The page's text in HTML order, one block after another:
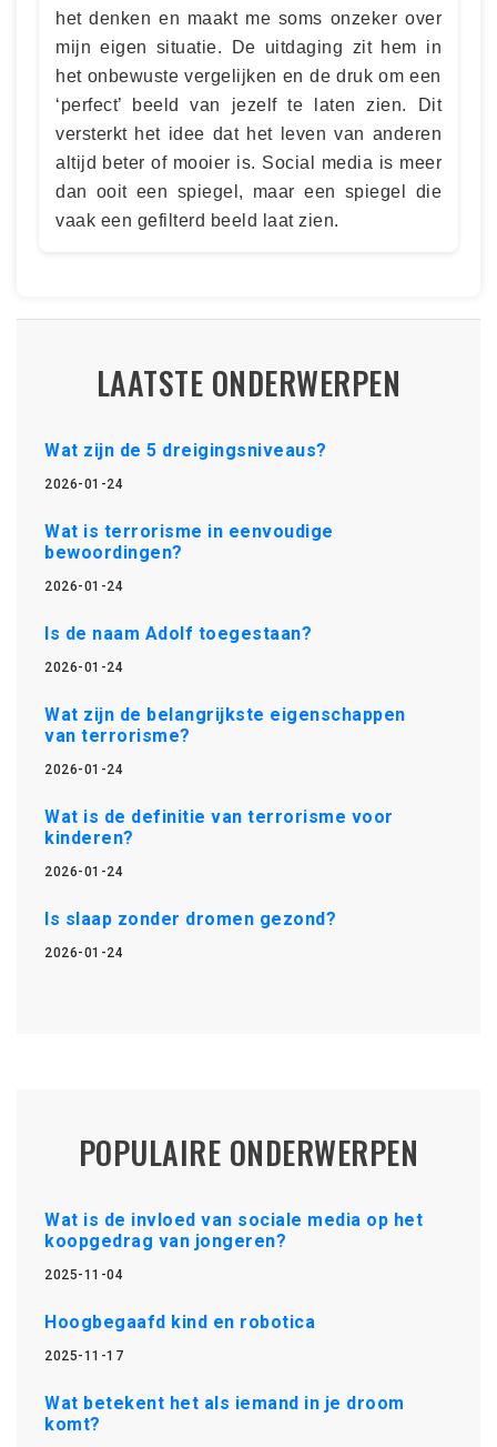
het denken en maakt me soms onzeker over
mijn eigen situatie. De uitdaging zit hem in
het onbewuste vergelijken en de druk om een
‘perfect’ beeld van jezelf te laten zien. Dit
versterkt het idee dat het leven van anderen
altijd beter of mooier is. Social media is meer
dan ooit een spiegel, maar een spiegel die
vaak een gefilterd beeld laat zien.
LAATSTE ONDERWERPEN
Wat zijn de 5 dreigingsniveaus?
2026-01-24
Wat is terrorisme in eenvoudige
bewoordingen?
2026-01-24
Is de naam Adolf toegestaan?
2026-01-24
Wat zijn de belangrijkste eigenschappen
van terrorisme?
2026-01-24
Wat is de definitie van terrorisme voor
kinderen?
2026-01-24
Is slaap zonder dromen gezond?
2026-01-24
POPULAIRE ONDERWERPEN
Wat is de invloed van sociale media op het
koopgedrag van jongeren?
2025-11-04
Hoogbegaafd kind en robotica
2025-11-17
Wat betekent het als iemand in je droom
komt?